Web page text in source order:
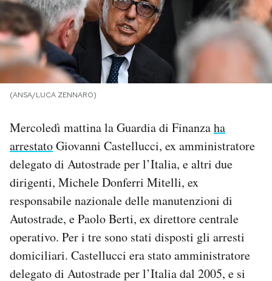
PODCAST
NEWSLETTER
SHOP
CALENDARIO
AREA PERSONALE
Area Personale
(ANSA/LUCA ZENNARO)
Mercoledì mattina la Guardia di Finanzaha
arrestatoGiovanni Castellucci, ex amministratore
delegato di Autostrade per l’Italia, e altri due
dirigenti, Michele Donferri Mitelli, ex
responsabile nazionale delle manutenzioni di
Autostrade, e Paolo Berti, ex direttore centrale
operativo. Per i tre sono stati disposti gli arresti
domiciliari. Castellucci era stato amministratore
delegato di Autostrade per l’Italia dal 2005, e si